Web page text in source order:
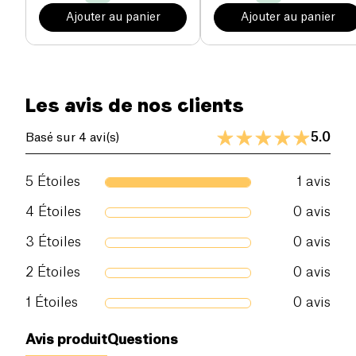
Ajouter au panier Ajouter au panier
Les avis de nos clients
Basé sur 4 avi(s) 5.0
5 Étoiles 1 avis
4 Étoiles 0 avis
3 Étoiles 0 avis
2 Étoiles 0 avis
1 Étoiles 0 avis
Avis produitQuestions